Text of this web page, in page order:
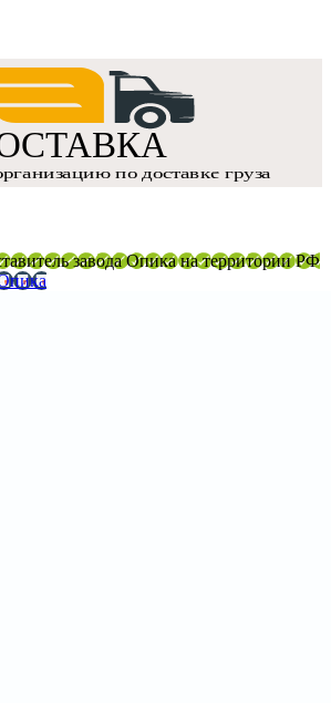
завода Опика на территории РФ